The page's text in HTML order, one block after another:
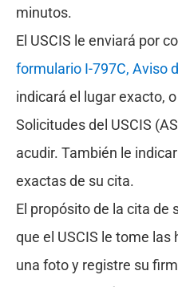
minutos.
El USCIS le enviará por
formulario I-797C, Aviso
indicará el lugar exacto,
Solicitudes del USCIS
acudir. También le
exactas de su cita.
El propósito de la cita de
que el USCIS le tome
una foto y registre su